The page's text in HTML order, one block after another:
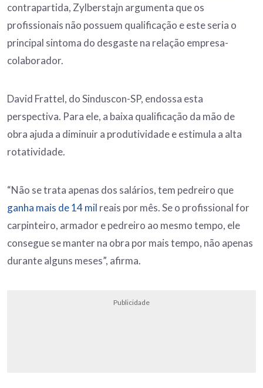
contrapartida, Zylberstajn argumenta que os
profissionais não possuem qualificação e este seria o
principal sintoma do desgaste na relação empresa-
colaborador.
David Frattel, do Sinduscon-SP, endossa esta
perspectiva. Para ele, a baixa qualificação da mão de
obra ajuda a diminuir a produtividade e estimula a alta
rotatividade.
“Não se trata apenas dos salários, tem pedreiro que
ganha mais de 14 mil reais por mês. Se o profissional for
carpinteiro, armador e pedreiro ao mesmo tempo, ele
consegue se manter na obra por mais tempo, não apenas
durante alguns meses”, afirma.
Publicidade